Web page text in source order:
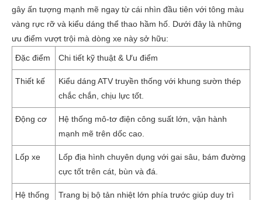
gây ấn tượng mạnh mẽ ngay từ cái nhìn đầu tiên với tông màu
vàng rực rỡ và kiểu dáng thể thao hầm hố. Dưới đây là những
ưu điểm vượt trội mà dòng xe này sở hữu:
Đặc điểm Chi tiết kỹ thuật & Ưu điểm
Thiết kế
Kiểu dáng ATV truyền thống với khung sườn thép
chắc chắn, chịu lực tốt.
Động cơ
Hệ thống mô-tơ điện công suất lớn, vận hành
mạnh mẽ trên dốc cao.
Lốp xe
Lốp địa hình chuyên dụng với gai sâu, bám đường
cực tốt trên cát, bùn và đá.
Hệ thống
Trang bị bộ tản nhiệt lớn phía trước giúp duy trì